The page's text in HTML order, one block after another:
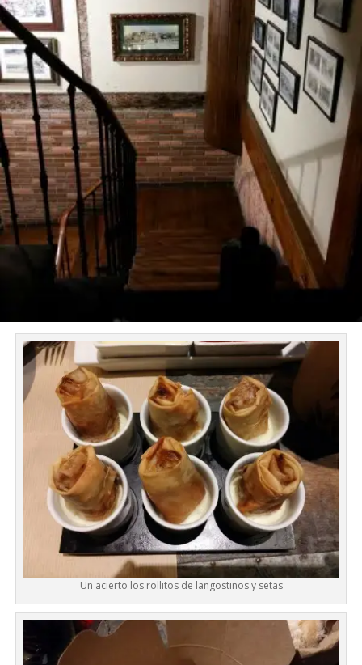
Un acierto los rollitos de langostinos y setas